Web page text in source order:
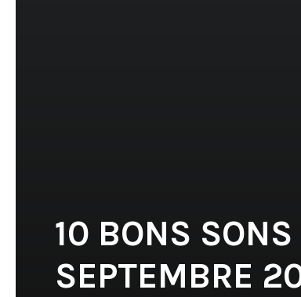
10 BONS
SEPTEMBRE